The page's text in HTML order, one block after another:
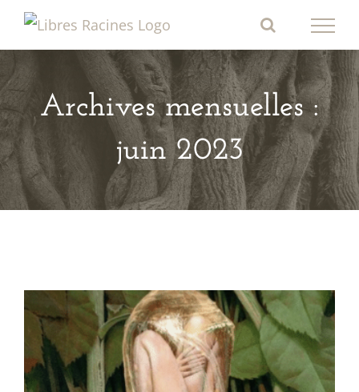
Passer
contenu
Archives mensuelles :
juin 2023